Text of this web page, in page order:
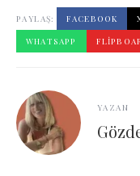
PAYLAŞ: FACEBOOK
WHATSAPP
YAZAN